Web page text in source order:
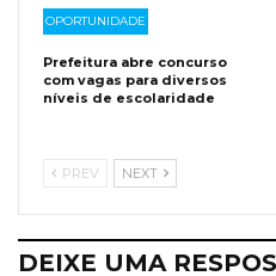
OPORTUNIDADE
Prefeitura abre concurso
com vagas para diversos
níveis de escolaridade
PREV NEXT
DEIXE UMA